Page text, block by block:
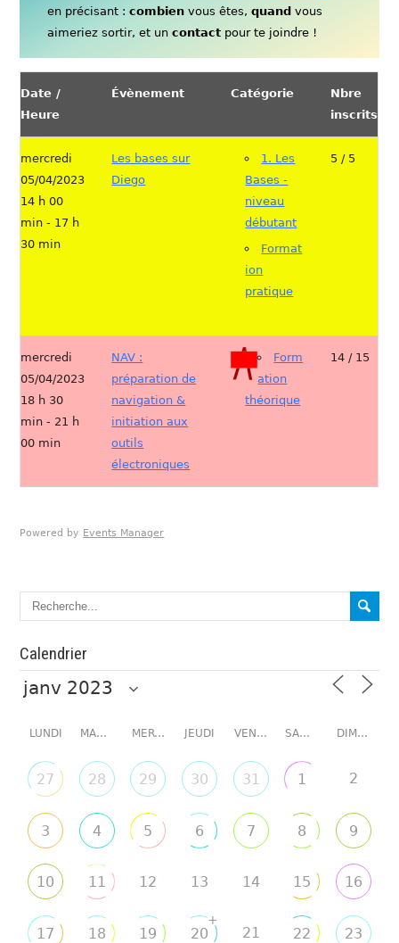
en précisant :combien vous êtes,quand vous
aimeriez sortir, et uncontact pour te joindre !
Date /
Heure
Évènement Catégorie
Nbre
inscrits
mercredi
05/04/2023
14 h 00
min - 17 h
30 min
Les bases sur
Diego
1. Les
Bases -
niveau
débutant
Format
ion
pratique
5 / 5
mercredi
05/04/2023
18 h 30
min - 21 h
00 min
NAV :
préparation de
navigation &
initiation aux
outils
électroniques
Form
ation
théorique
14 / 15
Powered by Events Manager
Calendrier
LUNDI MARDI MERCREDI JEUDI VENDREDI SAMEDI DIMANCHE
27 28 29 30 31 1 2
3 4 5 6 7 8 9
10 11 12 13 14 15 16
17 18 19 20
+
21 22 23